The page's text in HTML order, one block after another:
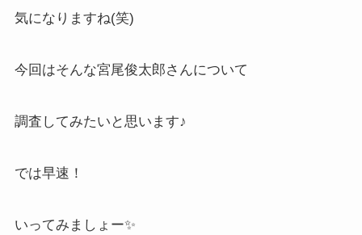
気になりますね(笑)
今回はそんな宮尾俊太郎さんについて
調査してみたいと思います♪
では早速！
いってみましょー✨